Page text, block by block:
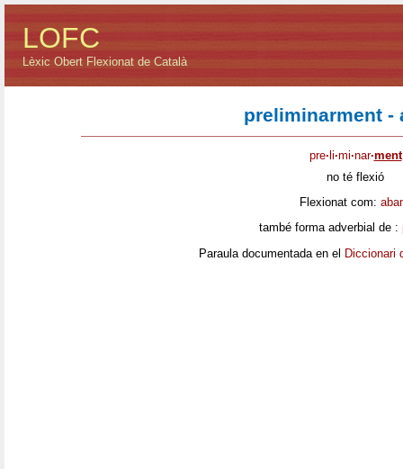
LOFC
Lèxic Obert Flexionat de Català
preliminarment -
pre· li·mi·nar·ment
no té flexió
Flexionat com:
també forma adverbial de :
Paraula documentada en el Diccionari